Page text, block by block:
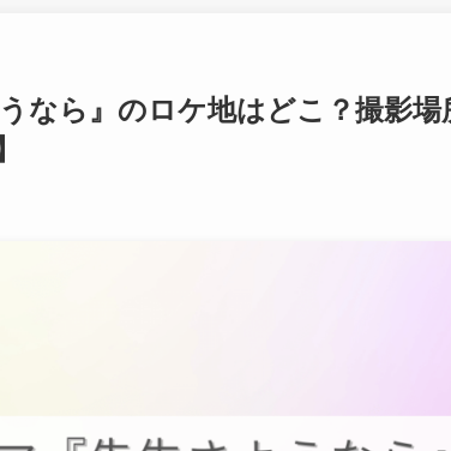
なら』のロケ地はどこ？撮影場